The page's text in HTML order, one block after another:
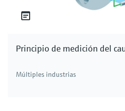
Principio de medición del
Múltiples industrias